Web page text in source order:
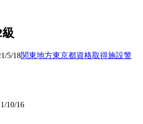
5/18関東地方東京都資格取得施設警
10/16